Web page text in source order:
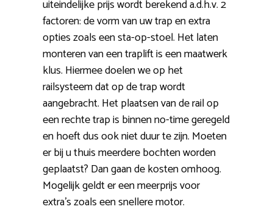
uiteindelijke prijs wordt berekend a.d.h.v. 2
factoren: de vorm van uw trap en extra
opties zoals een sta-op-stoel. Het laten
monteren van een traplift is een maatwerk
klus. Hiermee doelen we op het
railsysteem dat op de trap wordt
aangebracht. Het plaatsen van de rail op
een rechte trap is binnen no-time geregeld
en hoeft dus ook niet duur te zijn. Moeten
er bij u thuis meerdere bochten worden
geplaatst? Dan gaan de kosten omhoog.
Mogelijk geldt er een meerprijs voor
extra’s zoals een snellere motor.